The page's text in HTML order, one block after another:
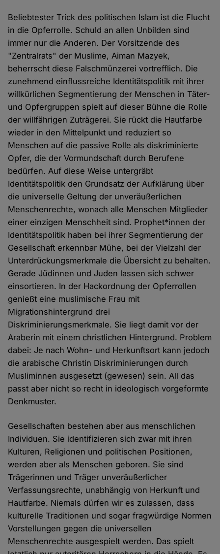
Beliebtester Trick des politischen Islam ist die Flucht
in die Opferrolle. Schuld an allen Unbilden sind
immer nur die Anderen. Der Vorsitzende des
"Zentralrats" der Muslime, Aiman Mazyek,
beherrscht diese Falschmünzerei vortrefflich. Die
zunehmend einflussreiche Identitätspolitik mit ihrer
willkürlichen Segmentierung der Menschen in Täter-
und Opfergruppen spielt auf dieser Bühne die Rolle
der willfährigen Zuträgerei. Sie rückt die Hautfarbe
wieder in den Mittelpunkt und reduziert so
Menschen auf die passive Rolle als diskriminierte
Opfer, die der Vormundschaft durch Berufene
bedürfen. Auf diese Weise untergräbt
Identitätspolitik den Grundsatz der Aufklärung über
die universelle Geltung der unveräußerlichen
Menschenrechte, wonach alle Menschen Mitglieder
einer einzigen Menschheit sind. Prophet*innen der
Identitätspolitik haben bei ihrer Segmentierung der
Gesellschaft erkennbar Mühe, bei der Vielzahl der
Unterdrückungsmerkmale die Übersicht zu behalten.
Gerade Jüdinnen und Juden lassen sich schwer
einsortieren. In der Hackordnung der Opferrollen
genießt eine muslimische Frau mit
Migrationshintergrund drei
Diskriminierungsmerkmale. Sie liegt damit vor der
Araberin mit einem christlichen Hintergrund. Problem
dabei: Je nach Wohn- und Herkunftsort kann jedoch
die arabische Christin Diskriminierungen durch
Musliminnen ausgesetzt (gewesen) sein. All das
passt aber nicht so recht in ideologisch vorgeformte
Denkmuster.
Gesellschaften bestehen aber aus menschlichen
Individuen. Sie identifizieren sich zwar mit ihren
Kulturen, Religionen und politischen Positionen,
werden aber als Menschen geboren. Sie sind
Trägerinnen und Träger unveräußerlicher
Verfassungsrechte, unabhängig von Herkunft und
Hautfarbe. Niemals dürfen wir es zulassen, dass
kulturelle Traditionen und sogar fragwürdige Normen
Vorstellungen gegen die universellen
Menschenrechte ausgespielt werden. Das spielt